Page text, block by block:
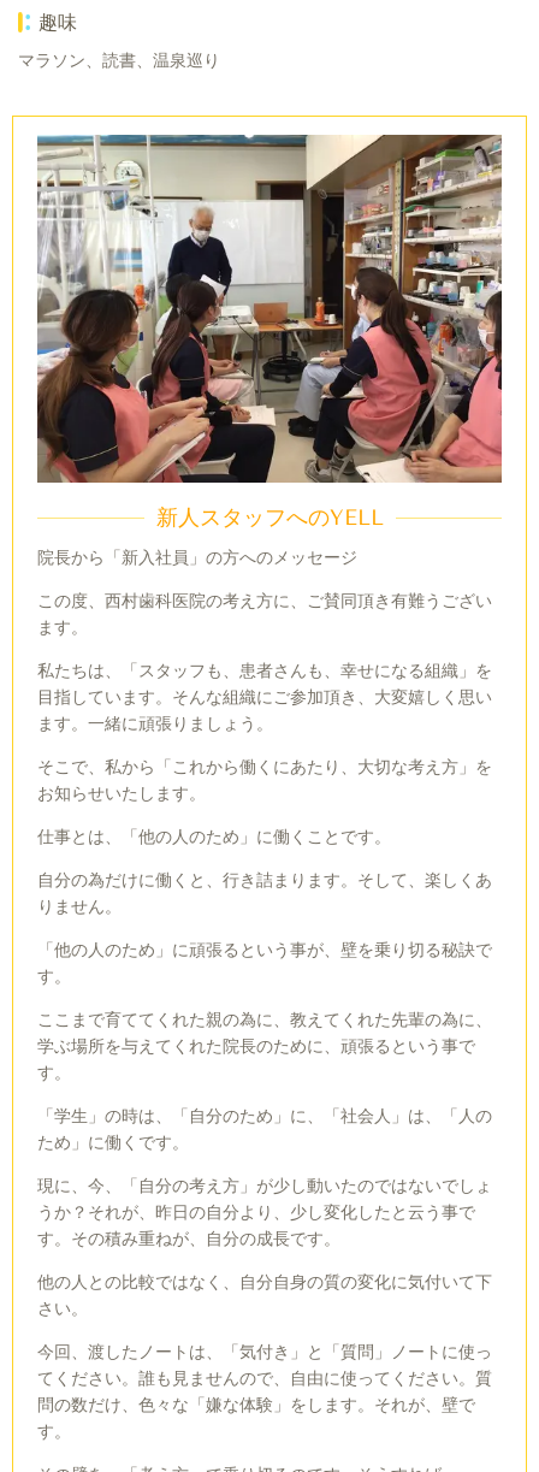
趣味
マラソン、読書、温泉巡り
新人スタッフへのYELL
院長から「新入社員」の方へのメッセージ
この度、西村歯科医院の考え方に、ご賛同頂き有難うござい
ます。
私たちは、「スタッフも、患者さんも、幸せになる組織」を
目指しています。そんな組織にご参加頂き、大変嬉しく思い
ます。一緒に頑張りましょう。
そこで、私から「これから働くにあたり、大切な考え方」を
お知らせいたします。
仕事とは、「他の人のため」に働くことです。
自分の為だけに働くと、行き詰まります。そして、楽しくあ
りません。
「他の人のため」に頑張るという事が、壁を乗り切る秘訣で
す。
ここまで育ててくれた親の為に、教えてくれた先輩の為に、
学ぶ場所を与えてくれた院長のために、頑張るという事で
す。
「学生」の時は、「自分のため」に、「社会人」は、「人の
ため」に働くです。
現に、今、「自分の考え方」が少し動いたのではないでしょ
うか？それが、昨日の自分より、少し変化したと云う事で
す。その積み重ねが、自分の成長です。
他の人との比較ではなく、自分自身の質の変化に気付いて下
さい。
今回、渡したノートは、「気付き」と「質問」ノートに使っ
てください。誰も見ませんので、自由に使ってください。質
問の数だけ、色々な「嫌な体験」をします。それが、壁で
す。